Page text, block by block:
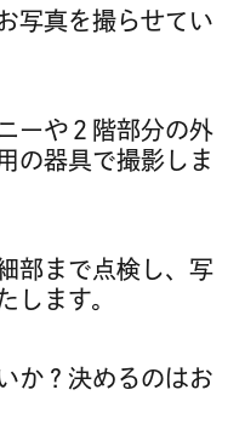
写真を撮らせてい
ーや２階部分の外
の器具で撮影しま
部まで点検し、写
します。
か？決めるのはお